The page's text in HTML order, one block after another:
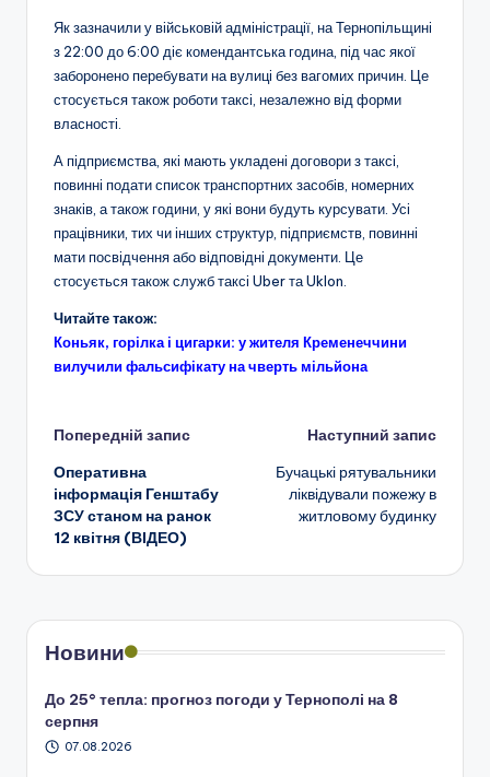
Як зазначили у військовій адміністрації, на Тернопільщині
з 22:00 до 6:00 діє комендантська година, під час якої
заборонено перебувати на вулиці без вагомих причин. Це
стосується також роботи таксі, незалежно від форми
власності.
А підприємства, які мають укладені договори з таксі,
повинні подати список транспортних засобів, номерних
знаків, а також години, у які вони будуть курсувати. Усі
працівники, тих чи інших структур, підприємств, повинні
мати посвідчення або відповідні документи. Це
стосується також служб таксі Uber та Uklon.
Читайте також:
Коньяк, горілка і цигарки: у жителя Кременеччини
вилучили фальсифікату на чверть мільйона
Навігація
по
запису
Попередній запис
Оперативна
інформація Генштабу
ЗСУ станом на ранок
12 квітня (ВІДЕО)
Наступний запис
Бучацькі рятувальники
ліквідували пожежу в
житловому будинку
Новини
До 25° тепла: прогноз погоди у Тернополі на 8
серпня
07.08.2026